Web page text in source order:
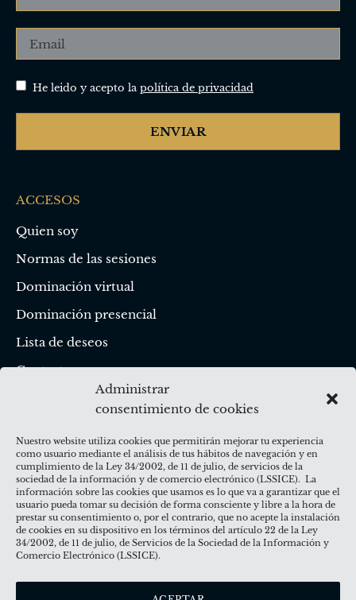
Administrar
consentimiento de cookies
Nuestro website utiliza cookies que permitirán mejorar tu experiencia
como usuario mediante el análisis de tus hábitos de navegación y en
cumplimiento de la Ley 34/2002, de 11 de julio, de servicios de la
sociedad de la información y de comercio electrónico (LSSICE). La
información sobre las cookies que usamos es lo que va a garantizar que el
usuario pueda tomar su decisión de forma consciente y libre a la hora de
prestar su consentimiento o, por el contrario, que no acepte la instalación
de cookies en su dispositivo en los términos del artículo 22 de la Ley
34/2002, de 11 de julio, de Servicios de la Sociedad de la Información y
Comercio Electrónico (LSSICE).
He leido y acepto la política de privacidad
ENVIAR
ACCESOS
Quien soy
Normas de las sesiones
Dominación virtual
Dominación presencial
Lista de deseos
Contacto
RECURSOS EDUCATIVOS
Blog